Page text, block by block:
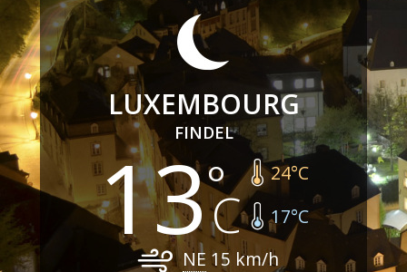
LUXEMBOURG
FINDEL
13 24°C
17°C
NE 15 km/h